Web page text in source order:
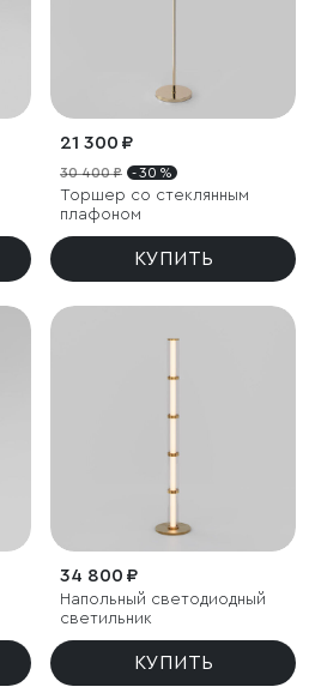
21 300 ₽
30 400 ₽ - 30 %
Торшер со стеклянным
плафоном
КУПИТЬ
34 800 ₽
Напольный светодиодный
светильник
КУПИТЬ